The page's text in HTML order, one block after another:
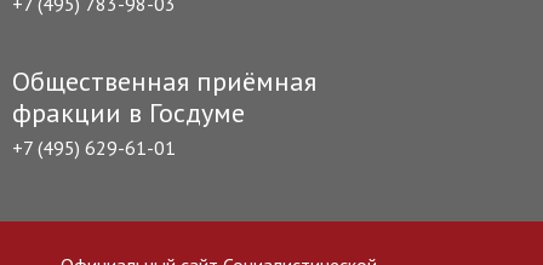
Общественная приёмная
фракции в Госдуме
+7 (495) 629-61-01